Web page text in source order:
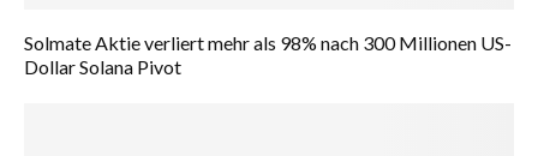
Solmate Aktie verliert mehr als 98% nach 300 Millionen US-
Dollar Solana Pivot